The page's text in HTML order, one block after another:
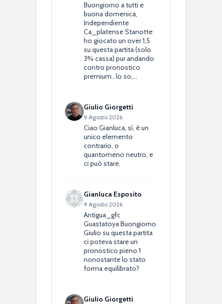
Buongiorno a tutti e
buona domenica,
Independiente
Ca_platense Stanotte
ho giocato un over 1,5
su questa partita (solo
3% cassa) pur andando
contro pronostico
premium...lo so,…
Giulio Giorgetti
9 Agosto 2026
Ciao Gianluca, sì, è un
unico elemento
contrario, o
quantomeno neutro, e
ci può stare.
Gianluca Esposito
9 Agosto 2026
Antigua_gfc
Guastatoya Buongiorno
Giulio su questa partita
ci poteva stare un
pronostico pieno 1
nonostante lo stato
forma equilibrato?
Giulio Giorgetti